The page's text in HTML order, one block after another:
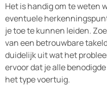
Het is handig om te weten
eventuele
je toe te kunnen leiden.
van een betrouwbare
duidelijk uit wat het
ervoor dat je alle
het type voertuig.